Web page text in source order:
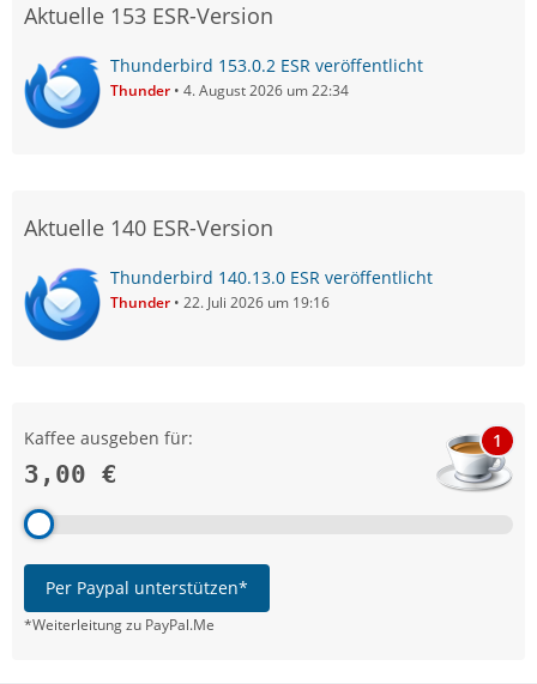
Aktuelle 153 ESR-Version
Thunderbird 153.0.2 ESR veröffentlicht
Thunder 4. August 2026 um 22:34
Aktuelle 140 ESR-Version
Thunderbird 140.13.0 ESR veröffentlicht
Thunder 22. Juli 2026 um 19:16
Kaffee ausgeben für:
3,00 €
1
Per Paypal unterstützen*
*Weiterleitung zu PayPal.Me